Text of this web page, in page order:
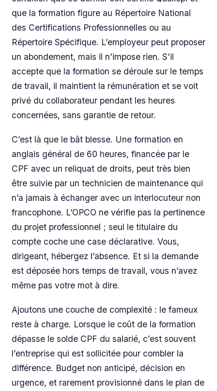
que la formation figure au Répertoire National
des Certifications Professionnelles ou au
Répertoire Spécifique. L’employeur peut proposer
un abondement, mais il n’impose rien. S’il
accepte que la formation se déroule sur le temps
de travail, il maintient la rémunération et se voit
privé du collaborateur pendant les heures
concernées, sans garantie de retour.
C’est là que le bât blesse. Une formation en
anglais général de 60 heures, financée par le
CPF avec un reliquat de droits, peut très bien
être suivie par un technicien de maintenance qui
n’a jamais à échanger avec un interlocuteur non
francophone. L’OPCO ne vérifie pas la pertinence
du projet professionnel ; seul le titulaire du
compte coche une case déclarative. Vous,
dirigeant, hébergez l’absence. Et si la demande
est déposée hors temps de travail, vous n’avez
même pas votre mot à dire.
Ajoutons une couche de complexité : le fameux
reste à charge. Lorsque le coût de la formation
dépasse le solde CPF du salarié, c’est souvent
l’entreprise qui est sollicitée pour combler la
différence. Budget non anticipé, décision en
urgence, et rarement provisionné dans le plan de